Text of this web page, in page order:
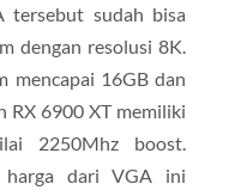
tersebut sudah bisa
dengan resolusi 8K.
mencapai 16GB dan
RX 6900 XT memiliki
2250Mhz boost.
harga dari VGA ini